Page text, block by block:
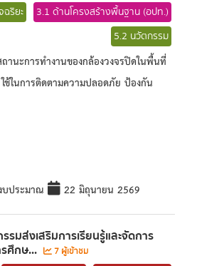
ริยะ
3.1 ด้านโครงสร้างพื้นฐาน (อปท.)
5.2 นวัตกรรม
านะการทำงานของกล้องวงจรปิดในพื้นที่
ช้ในการติดตามความปลอดภัย ป้องกัน
บประมาณ 22 มิถุนายน 2569
มส่งเสริมการเรียนรู้และจัดการ
ศึกษ... 7 ผู้เข้าชม